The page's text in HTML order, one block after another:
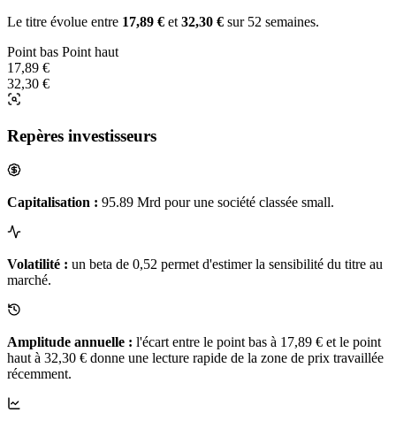
Le titre évolue entre 17,89 € et 32,30 € sur 52 semaines.
Point bas Point haut
17,89 €
32,30 €
Repères investisseurs
Capitalisation : 95.89 Mrd pour une société classée small.
Volatilité : un beta de 0,52 permet d'estimer la sensibilité du titre au
marché.
Amplitude annuelle : l'écart entre le point bas à 17,89 € et le point
haut à 32,30 € donne une lecture rapide de la zone de prix travaillée
récemment.